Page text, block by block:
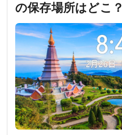
の保存場所はどこ？